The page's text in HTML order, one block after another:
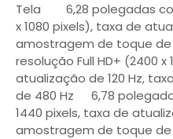
Tela
6,28 polegadas
x 1080 pixels), taxa de
amostragem de toque de
resolução Full HD+ (2400 x
atualização de 120 Hz,
de 480 Hz
6,78
1440 pixels, taxa de
amostragem de toque de